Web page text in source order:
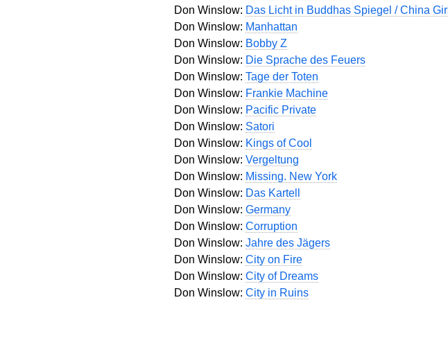
Don Winslow: Das Licht in Buddhas Spiegel / China Girl
Don Winslow: Manhattan
Don Winslow: Bobby Z
Don Winslow: Die Sprache des Feuers
Don Winslow: Tage der Toten
Don Winslow: Frankie Machine
Don Winslow: Pacific Private
Don Winslow: Satori
Don Winslow: Kings of Cool
Don Winslow: Vergeltung
Don Winslow: Missing. New York
Don Winslow: Das Kartell
Don Winslow: Germany
Don Winslow: Corruption
Don Winslow: Jahre des Jägers
Don Winslow: City on Fire
Don Winslow: City of Dreams
Don Winslow: City in Ruins